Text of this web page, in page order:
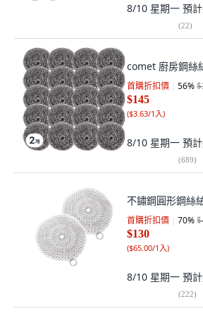
8/10 星期一 預
(22)
comet 廚房鋼絲
首購折扣價 56%
$145
($3.63/1入)
8/10 星期一 預
(689)
不鏽鋼圓形鋼絲
首購折扣價 70%
$130
($65.00/1入)
8/10 星期一 預
(222)